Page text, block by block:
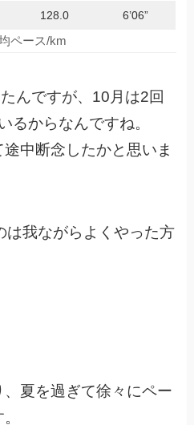
128.0 6’06”
ペース/km
んですが、10月は2回
るからなんですね。
中断念したかと思いま
は我ながらよくやった方
、夏を過ぎて徐々にペー